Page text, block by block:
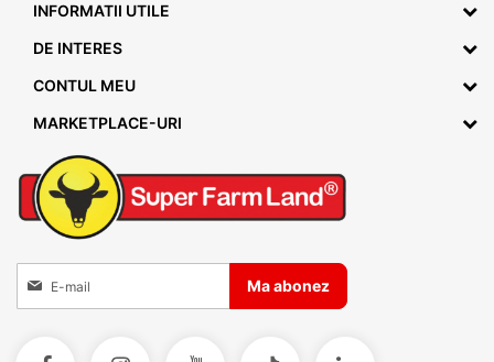
INFORMATII UTILE
DE INTERES
CONTUL MEU
MARKETPLACE-URI
Inscrieti-va la Buletinele noastre informative
Ma abonez